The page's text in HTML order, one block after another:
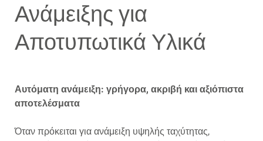
Ανάμειξης για
Αποτυπωτικά Υλικά
Αυτόματη ανάμειξη: γρήγορα, ακριβή και αξιόπιστα
αποτελέσματα
Όταν πρόκειται για ανάμειξη υψηλής ταχύτητας,